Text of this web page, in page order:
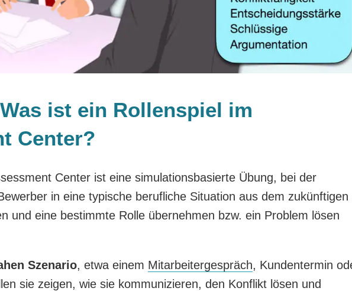
ist ein Rollenspiel im
Center?
Center ist eine simulationsbasierte Übung, bei der
in eine typische berufliche Situation aus dem zukünftigen
und eine bestimmte Rolle übernehmen bzw. ein Problem lösen
Szenario, etwa einem Mitarbeitergespräch, Kundentermin
sie zeigen, wie sie kommunizieren, den Konflikt lösen und